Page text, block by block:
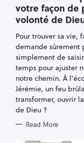
G
O
R
E
S
votre façon de
volonté de
Pour trouver sa vie,
demande sûrement
simplement de
temps pour ajuster
notre chemin. À
Jérémie, un feu
transformer, ouvrir
de Dieu ?
Read More